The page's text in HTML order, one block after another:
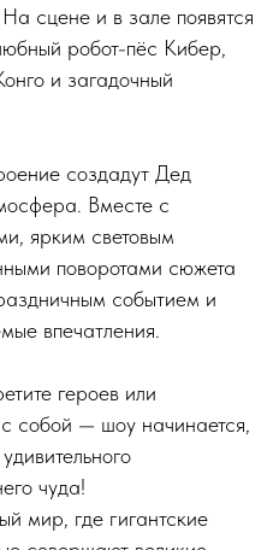
сцене и в зале появятся
робот-пёс Кибер,
и загадочный
создадут Дед
Вместе с
ярким световым
поворотами сюжета
событием и
впечатления.
героев или
собой — шоу начинается,
чуда!
мир, где гигантские